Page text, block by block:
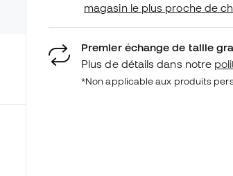
magasin le plus proche de
Premier échange de taille
Plus de détails dans notre
*Non applicable aux produits